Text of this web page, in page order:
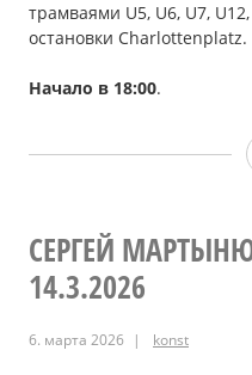
трамваями U5, U6, U7,
остановки Сharlottenplatz.
Начало в 18:00.
СЕРГЕЙ
14.3.2026
6. марта 2026 konst